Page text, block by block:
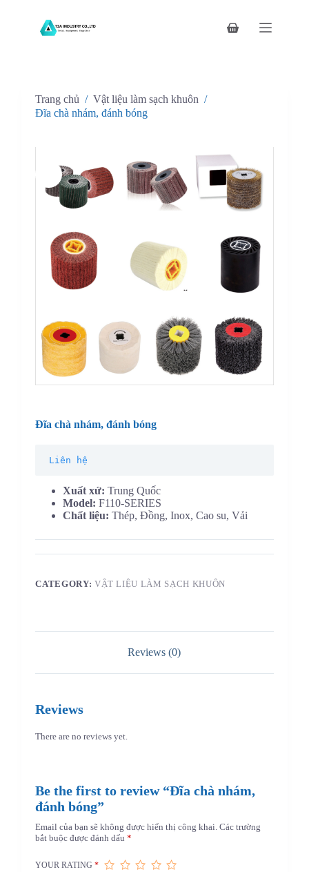
Giỏ
Trang chủ / Vật liệu làm sạch khuôn /
Đĩa chà nhám, đánh bóng
Đĩa chà nhám, đánh bóng
Liên hệ
Xuất xứ:Trung Quốc
Model:F110-SERIES
Chất liệu: Thép, Đồng, Inox, Cao su, Vải
CATEGORY: VẬT LIỆU LÀM SẠCH KHUÔN
Reviews (0)
Reviews
There are no reviews yet.
Be the first to review “Đĩa chà nhám,
đánh bóng”
Email của bạn sẽ không được hiển thị công khai. Các trường
bắt buộc được đánh dấu*
YOUR RATING*